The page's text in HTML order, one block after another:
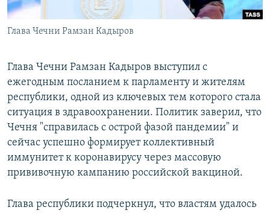
Все сайты РСЕ/РС
Глава Чечни Рамзан Кадыров
Глава Чечни Рамзан Кадыров выступил с
ежегодным посланием к парламенту и жителям
республики, одной из ключевых тем которого стала
ситуация в здравоохранении. Политик заверил, что
Чечня "справилась с острой фазой пандемии" и
сейчас успешно формирует коллективный
иммунитет к коронавирусу через массовую
прививочную кампанию российской вакциной.
Глава республики подчеркнул, что властям удалось